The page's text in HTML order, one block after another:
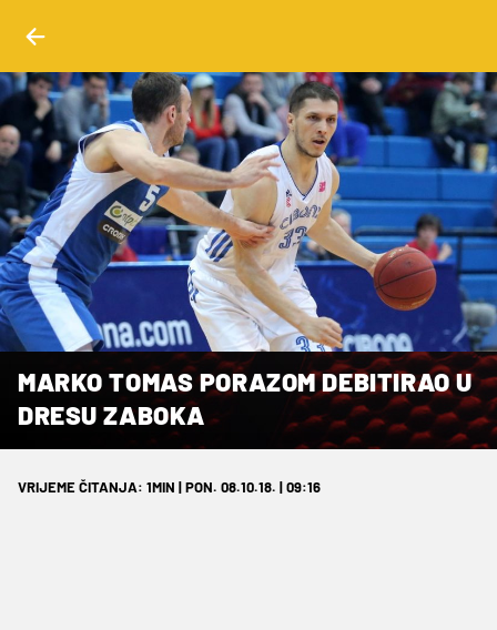
MARKO TOMAS PORAZOM DEBITIRAO U
DRESU ZABOKA
VRIJEME ČITANJA: 1MIN | PON. 08.10.18. | 09:16